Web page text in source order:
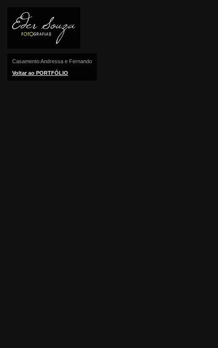
Casamento Andressa e Fernando
Voltar ao PORTFÓLIO